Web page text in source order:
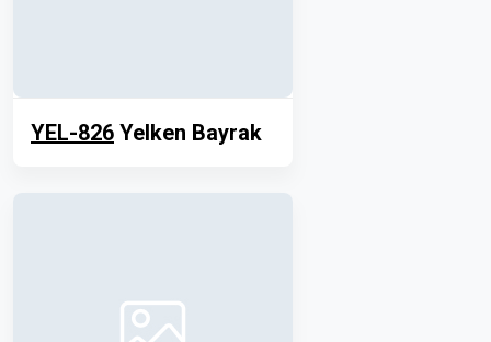
YEL-826 Yelken Bayrak